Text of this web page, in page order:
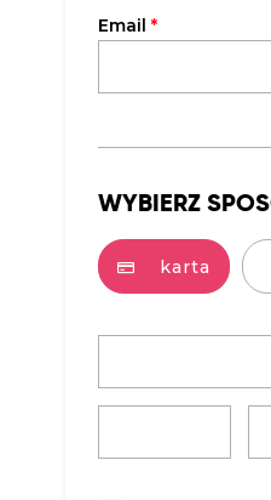
Email *
WYBIERZ
karta